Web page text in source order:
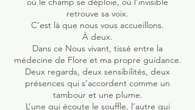
retrouve sa voix.
C’est là que nous vous accueillons.
À deux.
Dans ce Nous vivant, tissé entre la
médecine de Flore et ma propre guidance.
Deux regards, deux sensibilités, deux
présences qui s’accordent comme un
tambour et une plume.
L’une qui écoute le souffle, l’autre qui